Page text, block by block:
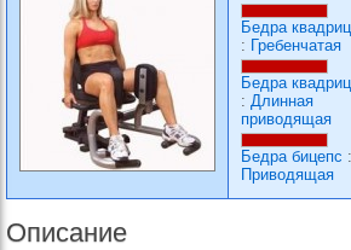
Бедра
: Гребенчатая
Бедра
: Длинная
приводящая
Бедра бицепс :
Приводящая
Описание